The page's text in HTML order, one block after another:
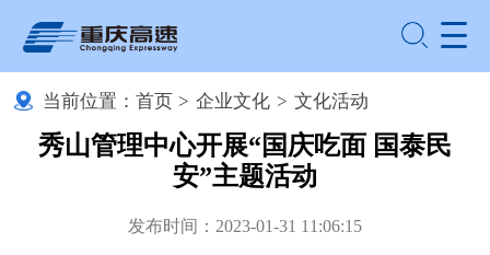
当前位置： 首页 > 企业文化 > 文化活动
秀山管理中心开展“国庆吃面 国泰民
安”主题活动
发布时间：2023-01-31 11:06:15